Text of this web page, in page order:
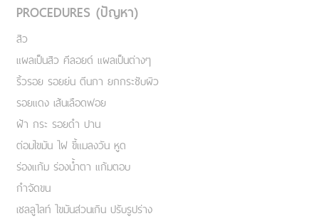
PROCEDURES (ปัญหา)
สิว
แผลเป็นสิว คีลอยด์ แผลเป็นต่างๆ
ริ้วรอย รอยย่น ตีนกา ยกกระชับผิว
รอยแดง เส้นเลือดฟอย
ฝ้า กระ รอยดำ ปาน
ต่อมไขมัน ไฝ ขี้แมลงวัน หูด
ร่องแก้ม ร่องน้ำตา แก้มตอบ
กำจัดขน
เชลลูไลท์ ไขมันส่วนเกิน ปรับรูปร่าง